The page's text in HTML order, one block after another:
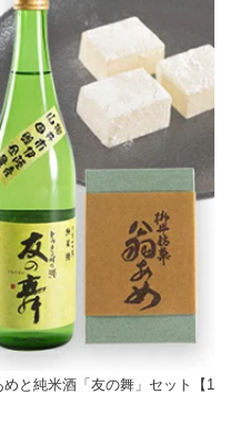
と純米酒「友の舞」セット【1